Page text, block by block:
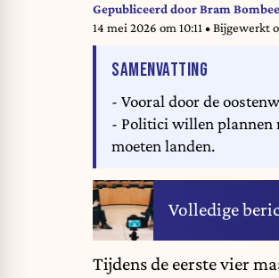
Gepubliceerd doorBram
14 mei 2026 om 10:11• Bijgewerkt
SAMENVATTING
- Vooral door de
- Politici willen plannen
moeten landen.
Volledige
Tijdens de eerste vier